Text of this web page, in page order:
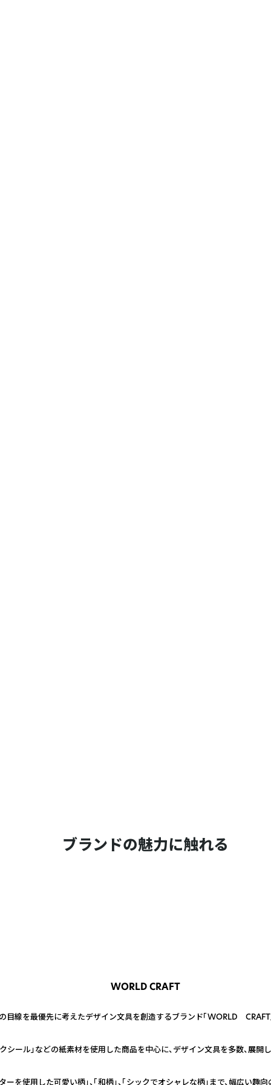
ブランドの魅力に触れる
WORLD CRAFT
目線を最優先に考えたデザイン文具を創造するブランド「WORLD CRAFT
シール」などの紙素材を使用した商品を中心に、デザイン文具を多数、展開
を使用した可愛い柄」、「和柄」、「シックでオシャレな柄」まで、幅広い趣